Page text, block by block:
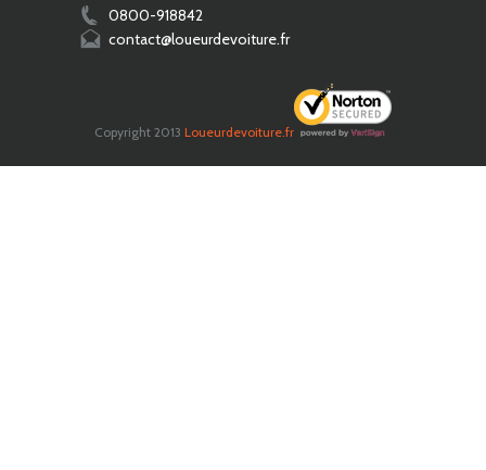
0800-918842
contact@loueurdevoiture.fr
Copyright 2013 Loueurdevoiture.fr